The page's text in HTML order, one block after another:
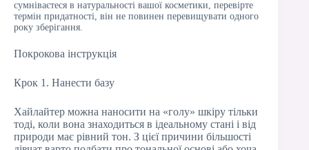
сумніваєтеся в натуральності вашої косметики, перевірте
термін придатності, він не повинен перевищувати одного
року зберігання.
Покрокова інструкція
Крок 1. Нанести базу
Хайлайтер можна наносити на «голу» шкіру тільки
тоді, коли вона знаходиться в ідеальному стані і від
природи має рівний тон. З цієї причини більшості